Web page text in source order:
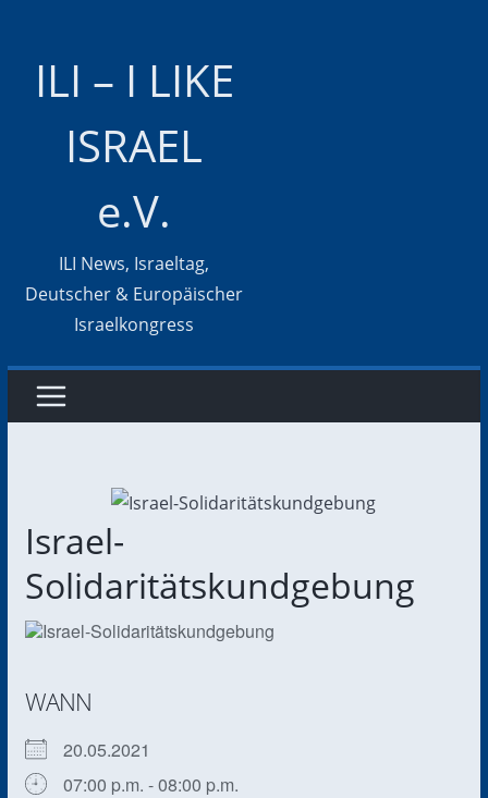
ILI – I LIKE
ISRAEL
e.V.
ILI News, Israeltag,
Deutscher & Europäischer
Israelkongress
Israel-
Solidaritätskundgebung
WANN
20.05.2021
07:00 p.m. - 08:00 p.m.